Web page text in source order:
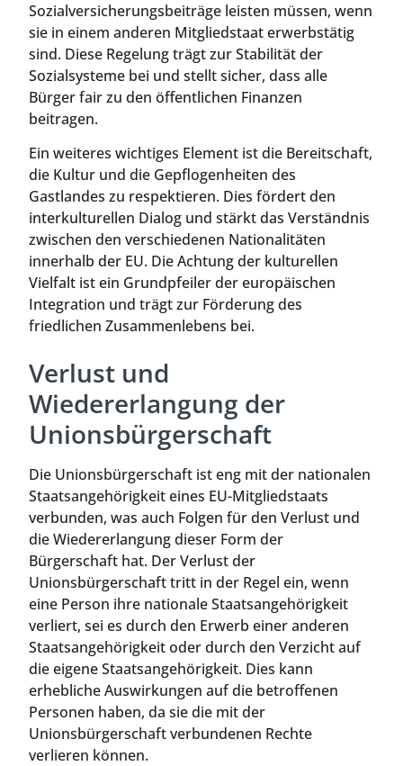
Sozialversicherungsbeiträge leisten müssen, wenn
sie in einem anderen Mitgliedstaat erwerbstätig
sind. Diese Regelung trägt zur Stabilität der
Sozialsysteme bei und stellt sicher, dass alle
Bürger fair zu den öffentlichen Finanzen
beitragen.
Ein weiteres wichtiges Element ist die Bereitschaft,
die Kultur und die Gepflogenheiten des
Gastlandes zu respektieren. Dies fördert den
interkulturellen Dialog und stärkt das Verständnis
zwischen den verschiedenen Nationalitäten
innerhalb der EU. Die Achtung der kulturellen
Vielfalt ist ein Grundpfeiler der europäischen
Integration und trägt zur Förderung des
friedlichen Zusammenlebens bei.
Verlust und
Wiedererlangung der
Unionsbürgerschaft
Die Unionsbürgerschaft ist eng mit der nationalen
Staatsangehörigkeit eines EU-Mitgliedstaats
verbunden, was auch Folgen für den Verlust und
die Wiedererlangung dieser Form der
Bürgerschaft hat. Der Verlust der
Unionsbürgerschaft tritt in der Regel ein, wenn
eine Person ihre nationale Staatsangehörigkeit
verliert, sei es durch den Erwerb einer anderen
Staatsangehörigkeit oder durch den Verzicht auf
die eigene Staatsangehörigkeit. Dies kann
erhebliche Auswirkungen auf die betroffenen
Personen haben, da sie die mit der
Unionsbürgerschaft verbundenen Rechte
verlieren können.